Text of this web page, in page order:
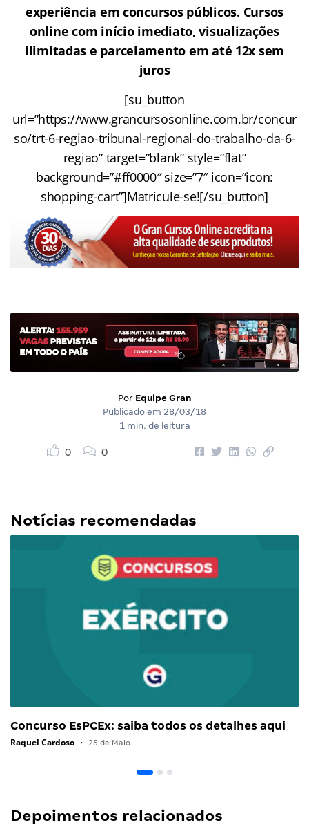
experiência em concursos públicos. Cursos
online com início imediato, visualizações
ilimitadas e parcelamento em até 12x sem
juros
[su_button
url=”https://www.grancursosonline.com.br/concur
so/trt-6-regiao-tribunal-regional-do-trabalho-da-6-
regiao” target=”blank” style=”flat”
background=”#ff0000″ size=”7″ icon=”icon:
shopping-cart”]Matricule-se![/su_button]
Por Equipe Gran
Publicado em 28/03/18
1 min. de leitura
0 0
Notícias recomendadas
Concurso EsPCEx: saiba todos os detalhes aqui
Raquel Cardoso • 25 de Maio
Depoimentos relacionados